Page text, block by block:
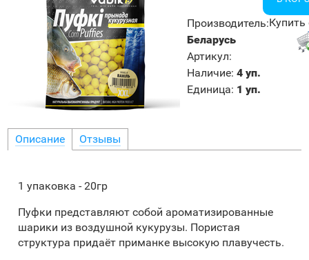
Производитель:
Беларусь
Артикул:
Наличие: 4 уп.
Единица: 1 уп.
Купить
Описание Отзывы
1 упаковка - 20гр
Пуфки представляют собой ароматизированные
шарики из воздушной кукурузы. Пористая
структура придаёт приманке высокую плавучесть.